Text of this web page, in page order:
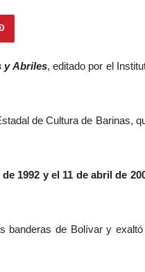
y Abriles, editado por el
de Cultura de Barinas,
1992 y el 11 de abril de
banderas de Bolívar y